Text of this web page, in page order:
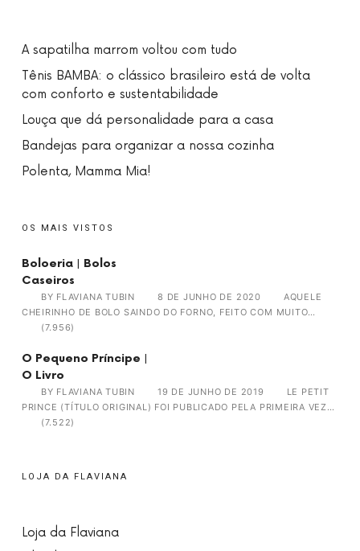
A sapatilha marrom voltou com tudo
Tênis BAMBA: o clássico brasileiro está de volta
com conforto e sustentabilidade
Louça que dá personalidade para a casa
Bandejas para organizar a nossa cozinha
Polenta, Mamma Mia!
OS MAIS VISTOS
Boloeria | Bolos
Caseiros
BY FLAVIANA TUBIN 8 DE JUNHO DE 2020
AQUELE
CHEIRINHO DE BOLO SAINDO DO FORNO, FEITO COM MUITO…
(7.956)
O Pequeno Príncipe |
O Livro
BY FLAVIANA TUBIN 19 DE JUNHO DE 2019
LE PETIT
PRINCE (TÍTULO ORIGINAL) FOI PUBLICADO PELA PRIMEIRA VEZ…
(7.522)
LOJA DA FLAVIANA
Loja da Flaviana